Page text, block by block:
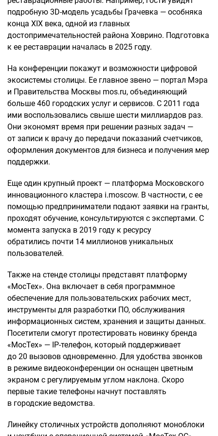
подробную 3D-модель усадьбы Грачевка — особняка
конца XIX века, одной из главных
достопримечательностей района Ховрино. Подготовка
к ее реставрации началась в 2025 году.
На конференции покажут и возможности цифровой
экосистемы столицы. Ее главное звено — портал Мэра
и Правительства Москвы mos.ru, объединяющий
больше 460 городских услуг и сервисов. С 2011 года
ими воспользовались свыше шести миллиардов раз.
Они экономят время при решении разных задач —
от записи к врачу до передачи показаний счетчиков,
оформления документов для бизнеса и получения мер
поддержки.
Еще один крупный проект — платформа Московского
инновационного кластера i.moscow. В частности, с ее
помощью предприниматели подают заявки на гранты,
проходят обучение, консультируются с экспертами. С
момента запуска в 2019 году к ресурсу
обратились почти 14 миллионов уникальных
пользователей.
Также на стенде столицы представят платформу
«МосТех». Она включает в себя программное
обеспечение для пользовательских рабочих мест,
инструменты для разработки ПО, обслуживания
информационных систем, хранения и защиты данных.
Посетители смогут протестировать новинку бренда
«МосТех» — IP-телефон, который поддерживает
до 20 вызовов одновременно. Для удобства звонков
в режиме видеоконференции он оснащен цветным
экраном с регулируемым углом наклона. Скоро
первые такие телефоны начнут поставлять
в городские ведомства.
Линейку столичных устройств дополняют моноблоки